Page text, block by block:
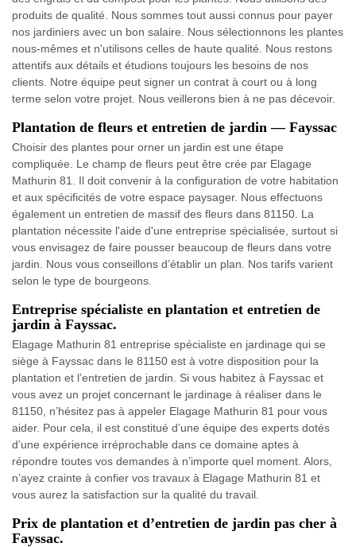
produits de qualité. Nous sommes tout aussi connus pour payer
nos jardiniers avec un bon salaire. Nous sélectionnons les plantes
nous-mêmes et n'utilisons celles de haute qualité. Nous restons
attentifs aux détails et étudions toujours les besoins de nos
clients. Notre équipe peut signer un contrat à court ou à long
terme selon votre projet. Nous veillerons bien à ne pas décevoir.
Plantation de fleurs et entretien de jardin — Fayssac
Choisir des plantes pour orner un jardin est une étape
compliquée. Le champ de fleurs peut être crée par Elagage
Mathurin 81. Il doit convenir à la configuration de votre habitation
et aux spécificités de votre espace paysager. Nous effectuons
également un entretien de massif des fleurs dans 81150. La
plantation nécessite l'aide d'une entreprise spécialisée, surtout si
vous envisagez de faire pousser beaucoup de fleurs dans votre
jardin. Nous vous conseillons d’établir un plan. Nos tarifs varient
selon le type de bourgeons.
Entreprise spécialiste en plantation et entretien de
jardin à Fayssac.
Elagage Mathurin 81 entreprise spécialiste en jardinage qui se
siège à Fayssac dans le 81150 est à votre disposition pour la
plantation et l’entretien de jardin. Si vous habitez à Fayssac et
vous avez un projet concernant le jardinage à réaliser dans le
81150, n’hésitez pas à appeler Elagage Mathurin 81 pour vous
aider. Pour cela, il est constitué d’une équipe des experts dotés
d’une expérience irréprochable dans ce domaine aptes à
répondre toutes vos demandes à n’importe quel moment. Alors,
n’ayez crainte à confier vos travaux à Elagage Mathurin 81 et
vous aurez la satisfaction sur la qualité du travail.
Prix de plantation et d’entretien de jardin pas cher à
Fayssac.